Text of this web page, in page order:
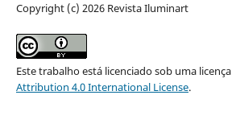
Copyright (c) 2026 Revista Iluminart
Este trabalho está licenciado sob uma licença
Attribution 4.0 International License.